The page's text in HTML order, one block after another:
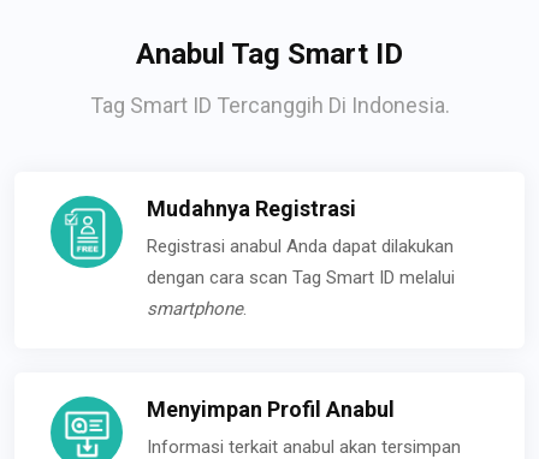
Anabul Tag Smart ID
Tag Smart ID Tercanggih Di Indonesia.
Mudahnya Registrasi
Registrasi anabul Anda dapat dilakukan
dengan cara scan Tag Smart ID melalui
smartphone.
Menyimpan Profil Anabul
Informasi terkait anabul akan tersimpan